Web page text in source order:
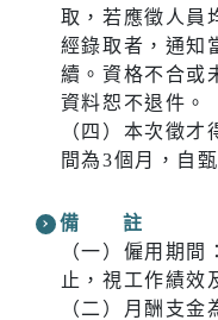
取，若應徵人員
經錄取者，通知
續。資格不合或
資料恕不退件。
（四）本次徵
間為3個月，自
備 註
（一）僱用期間
止，視工作績效
（二）月酬支金